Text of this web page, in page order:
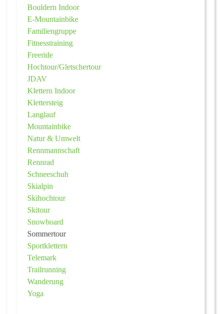
Bouldern Indoor
E-Mountainbike
Familiengruppe
Fitnesstraining
Freeride
Hochtour/Gletschertour
JDAV
Klettern Indoor
Klettersteig
Langlauf
Mountainbike
Natur & Umwelt
Rennmannschaft
Rennrad
Schneeschuh
Skialpin
Skihochtour
Skitour
Snowboard
Sommertour
Sportklettern
Telemark
Trailrunning
Wanderung
Yoga